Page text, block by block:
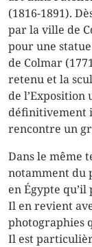
(1816-1891).
par la ville de
pour une
de Colmar
retenu et la
de l’Exposition
définitivement
rencontre un
Dans le même
notamment du
en Égypte
Il en revient
photographies
Il est